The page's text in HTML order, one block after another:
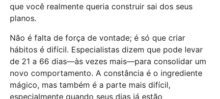
que você realmente queria construir sai dos seus
planos.
Não é falta de força de vontade; é só que criar
hábitos é difícil. Especialistas dizem que pode levar
de 21 a 66 dias—às vezes mais—para consolidar um
novo comportamento. A constância é o ingrediente
mágico, mas também é a parte mais difícil,
especialmente quando seus dias já estão